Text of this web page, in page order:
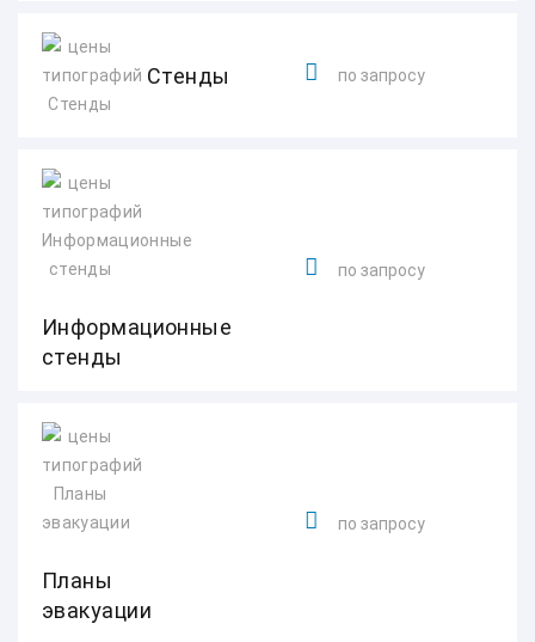
Стенды по запросу
Информационные
стенды
по запросу
Планы
эвакуации
по запросу